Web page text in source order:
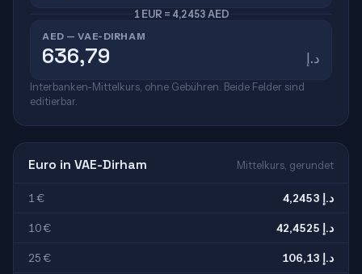
1 EUR = 4,2453 AED
AED — VAE-DIRHAM
د.إ
Interbanken-Mittelkurs, ohne Gebühren. Beide Felder sind
editierbar.
Euro in VAE-Dirham Mittelkurs, gerundet
1 € 4,2453 د.إ
10 € 42,4525 د.إ
25 € 106,13 د.إ